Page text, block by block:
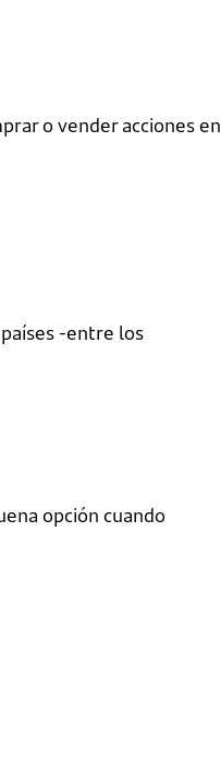
o vender acciones en
-entre los
opción cuando